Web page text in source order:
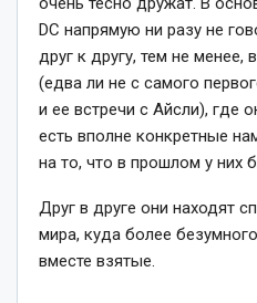
DC напрямую ни разу не
друг к другу, тем не менее,
(едва ли не с самого
и ее встречи с Айсли), где
есть вполне конкретные
на то, что в прошлом у них
Друг в друге они находят
мира, куда более
вместе взятые.